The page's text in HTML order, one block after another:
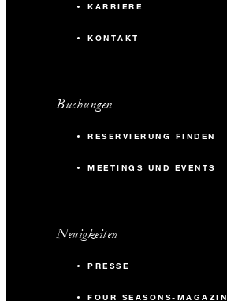
KARRIERE
KONTAKT
Buchungen
RESERVIERUNG FINDEN
MEETINGS UND EVENTS
Neuigkeiten
PRESSE
FOUR SEASONS-MAGAZIN